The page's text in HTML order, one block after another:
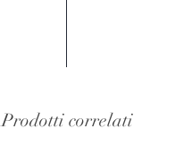
Prodotti correlati